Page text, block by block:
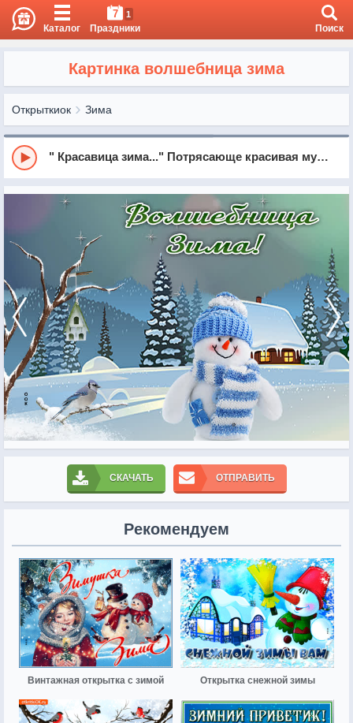
Каталог
7 1
Праздники Поиск
Картинка волшебница зима
Открыткиок Зима
" Красавица зима..." Потрясающе красивая музыка.Релакс
СКАЧАТЬ ОТПРАВИТЬ
Рекомендуем
Винтажная открытка с зимой Открытка снежной зимы